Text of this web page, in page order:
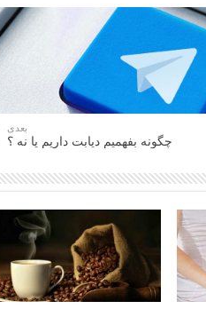
بعدی
چگونه بفهمیم دیابت داریم یا نه ؟